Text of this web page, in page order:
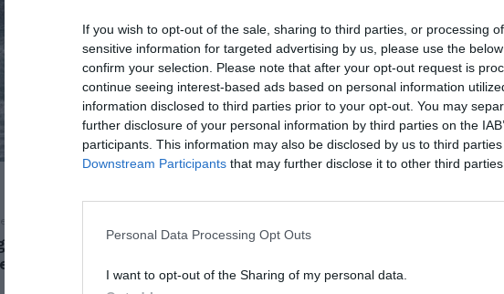
If you wish to opt-out of the sale, sharing to third parties, or processing
sensitive information for targeted advertising by us, please use the
confirm your selection. Please note that after your opt-out request is
continue seeing interest-based ads based on personal information
information disclosed to third parties prior to your opt-out. You may
further disclosure of your personal information by third parties on the
participants. This information may also be disclosed by us to third
Downstream Participants that may further disclose it to other third parties.
Personal Data Processing Opt Outs
I want to opt-out of the Sharing of my personal data.
al largo della
di morti